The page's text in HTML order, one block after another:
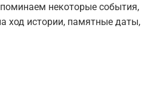
некоторые события,
ход истории, памятные даты,